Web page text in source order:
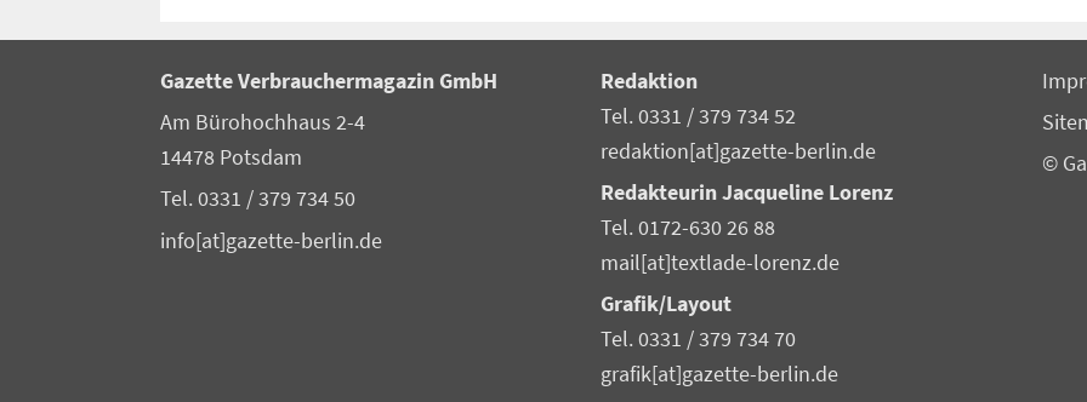
Gazette Verbrauchermagazin GmbH
Am Bürohochhaus 2-4
14478 Potsdam
Tel. 0331 / 379 734 50
info[at]gazette-berlin.de
Redaktion
Tel. 0331 / 379 734 52
redaktion[at]gazette-berlin.de
Redakteurin Jacqueline Lorenz
Tel. 0172-630 26 88
mail[at]textlade-lorenz.de
Grafik/Layout
Tel. 0331 / 379 734 70
grafik[at]gazette-berlin.de
©